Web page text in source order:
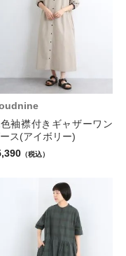
袖襟付きギャザーワン
ス(アイボリー)
（税込）